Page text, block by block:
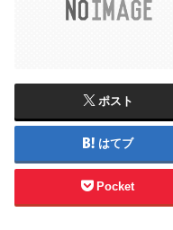
ポスト
はてブ
Pocket